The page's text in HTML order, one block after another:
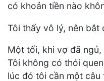
có khoản tiền nào
Tôi thấy vô lý, nên bắt
Một tối, khi vợ đã
Tôi không có thói
lúc đó tôi cần một câu